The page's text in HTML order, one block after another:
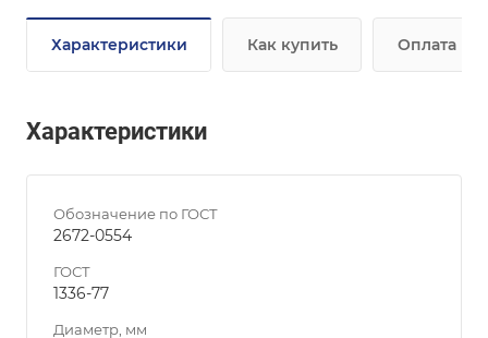
Характеристики Как купить Оплата
Характеристики
Обозначение по ГОСТ
2672-0554
ГОСТ
1336-77
Диаметр, мм